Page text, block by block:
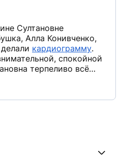
Султановне
Алла Конивченко,
кардиограмму​.
спокойной
терпеливо всё
и без лишней
очень довольна: всё
с таким уважением и
обращаться только
Ваш труд!